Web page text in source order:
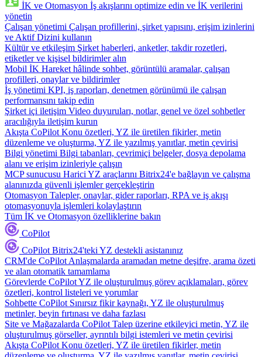
İK ve Otomasyon İş akışlarını optimize edin ve İK verilerini
yönetin
Çalışan yönetimi Çalışan profillerini, şirket yapısını, erişim izinlerini
ve Aktif Dizini kullanın
Kültür ve etkileşim Şirket haberleri, anketler, takdir rozetleri,
etiketler ve kişisel bildirimler alın
Mobil İK Hareket hâlinde sohbet, görüntülü aramalar, çalışan
profilleri, onaylar ve bildirimler
İş yönetimi KPI, iş raporları, denetmen görünümü ile çalışan
performansını takip edin
Şirket içi iletişim Video duyuruları, notlar, genel ve özel sohbetler
aracılığıyla iletişim kurun
Akışta CoPilot Konu özetleri, YZ ile üretilen fikirler, metin
düzenleme ve oluşturma, YZ ile yazılmış yanıtlar, metin çevirisi
Bilgi yönetimi Bilgi tabanları, çevrimiçi belgeler, dosya depolama
alanı ve erişim izinleriyle çalışın
MCP sunucusu Harici YZ araçlarını Bitrix24'e bağlayın ve çalışma
alanınızda güvenli işlemler gerçekleştirin
Otomasyon Talepler, onaylar, gider raporları, RPA ve iş akışı
otomasyonuyla işlemleri kolaylaştırın
Tüm İK ve Otomasyon özelliklerine bakın
CoPilot
CoPilot Bitrix24'teki YZ destekli asistanınız
CRM'de CoPilot Anlaşmalarda aramadan metne deşifre, arama özeti
ve alan otomatik tamamlama
Görevlerde CoPilotYZ ile oluşturulmuş görev açıklamaları, görev
özetleri, kontrol listeleri ve yorumlar
Sohbette CoPilot Sınırsız fikir kaynağı, YZ ile oluşturulmuş
metinler, beyin fırtınası ve daha fazlası
Site ve Mağazalarda CoPilot Talep üzerine etkileyici metin, YZ ile
oluşturulmuş görseller, ayrıntılı bilgi istemleri ve metin çevirisi
Akışta CoPilot Konu özetleri, YZ ile üretilen fikirler, metin